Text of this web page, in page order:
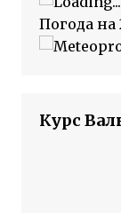
Погода на
Курс